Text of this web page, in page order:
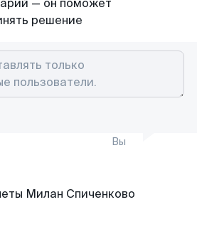
— он поможет
решение
Вы